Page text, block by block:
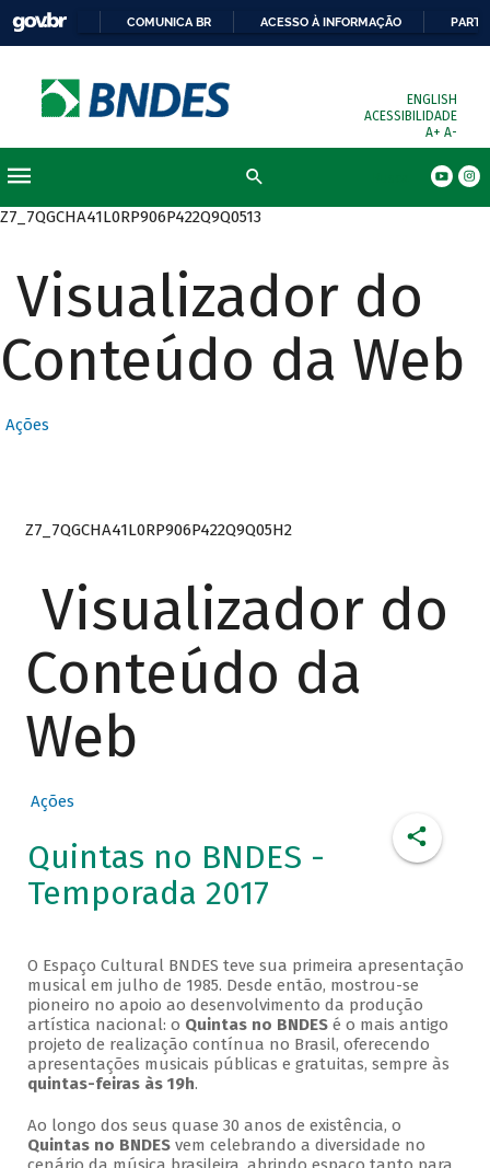
COMUNICA BR ACESSO À INFORMAÇÃO
ENGLISH
ACESSIBILIDADE
A+ A-
Z7_7QGCHA41L0RP906P422Q9Q0513
Visualizador do
Conteúdo da Web
Ações
Z7_7QGCHA41L0RP906P422Q9Q05H2
Visualizador do
Conteúdo da
Web
Ações
Quintas no BNDES -
Temporada 2017
O Espaço Cultural BNDES teve sua primeira apresentação
musical em julho de 1985. Desde então, mostrou-se
pioneiro no apoio ao desenvolvimento da produção
artística nacional: o Quintas no BNDESé o mais antigo
projeto de realização contínua no Brasil, oferecendo
apresentações musicais públicas e gratuitas, sempre às
quintas-feiras às 19h.
Ao longo dos seus quase 30 anos de existência, o
Quintas no BNDESvem celebrando a diversidade no